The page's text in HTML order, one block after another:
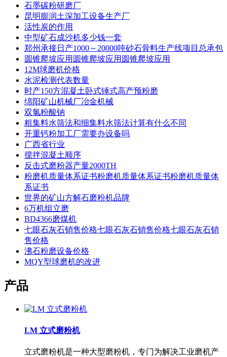
石墨碳粉研磨厂
昆明膨润土深加工设备生产厂
活性炭的作用
中型矿石成沙机多少钱一套
郑州承接日产1000～20000吨砂石骨料生产线项目总承包
圆锥爬坡应用圆锥爬坡应用圆锥爬坡应用
12M球磨机价格
水泥检测代表数量
时产150方混凝土卧式锤式高产预粉磨
绵阳矿山机械厂冶金机械
双氯粉酸钠
粗集料水筛法和细集料水筛法计算有什么不同
开重钙粉加工厂需要办设备吗
广西省行业
搅拌混凝土顺序
反击式磨粉器产量2000TH
粉磨机质量体系证书粉磨机质量体系证书粉磨机质量体
系证书
世界的矿山方解石磨粉机品牌
6万机组立磨
BD4366磨煤机
七眼石灰石销售价格七眼石灰石销售价格七眼石灰石销
售价格
沸石粉磨设备价格
MQY型球磨机的改进
产品
LM 立式磨粉机
立式磨粉机是一种大型磨粉机，专门为解决工业磨机产